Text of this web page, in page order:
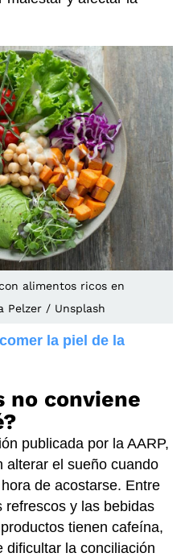
alimentos ricos en
Pelzer / Unsplash
la piel de la
no conviene
publicada por la AARP,
alterar el sueño cuando
de acostarse. Entre
refrescos y las bebidas
tienen cafeína,
dificultar la conciliación